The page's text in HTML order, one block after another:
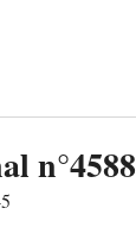
n°4588